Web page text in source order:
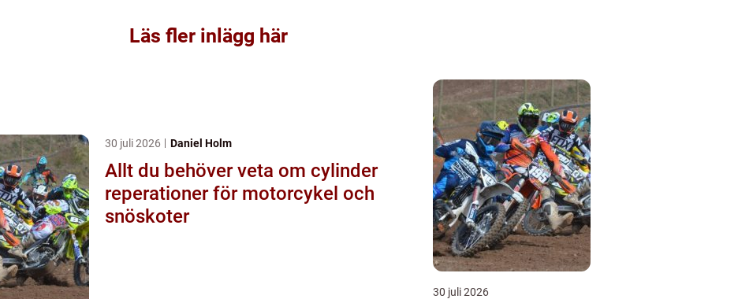
Läs fler inlägg här
30 juli 2026 Daniel Holm
Allt du behöver veta om cylinder
reperationer för motorcykel och
snöskoter
30 juli 2026